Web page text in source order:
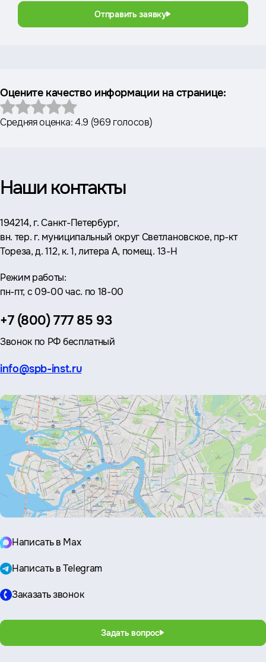
Отправить заявку
Оцените качество информации на странице:
Средняя оценка:4.9 (969 голосов)
Наши контакты
Адрес:
194214, г. Санкт-Петербург,
вн. тер. г. муниципальный округ Светлановское, пр-кт
Тореза, д. 112, к. 1, литера А, помещ. 13-Н
Режим работы:
пн-пт, с 09-00 час. по 18-00
Телефон:
+7 (800) 777 85 93
Звонок по РФ бесплатный
Эл.
info@spb-inst.ru
Написать в Max
Написать в Telegram
Заказать звонок
Задать вопрос